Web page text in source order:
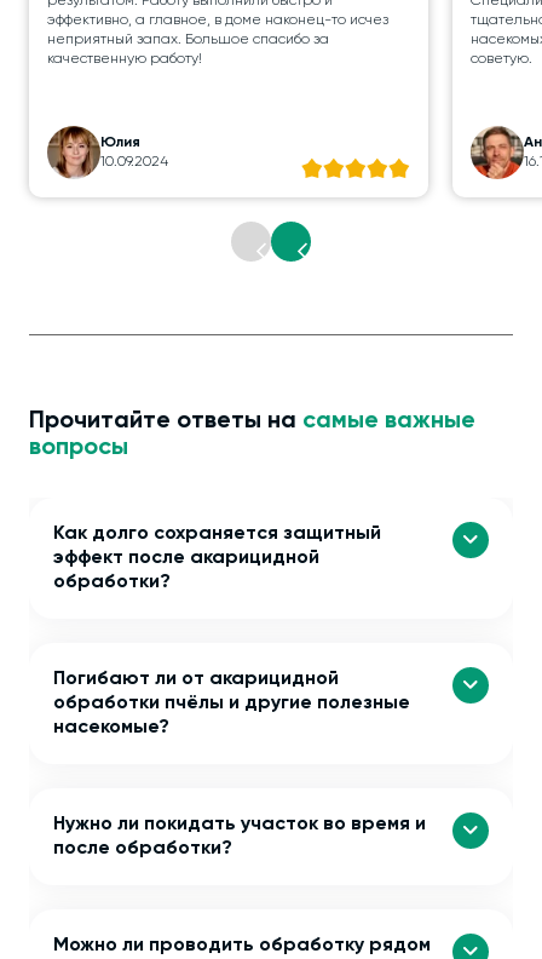
эффективно, а главное, в доме наконец-то исчез
неприятный запах. Большое спасибо за
качественную работу!
Юлия
10.09.2024
советую.
Прочитайте ответы на самые важные
вопросы
Как долго сохраняется защитный
эффект после акарицидной
обработки?
Погибают ли от акарицидной
обработки пчёлы и другие полезные
насекомые?
Нужно ли покидать участок во время и
после обработки?
Можно ли проводить обработку рядом